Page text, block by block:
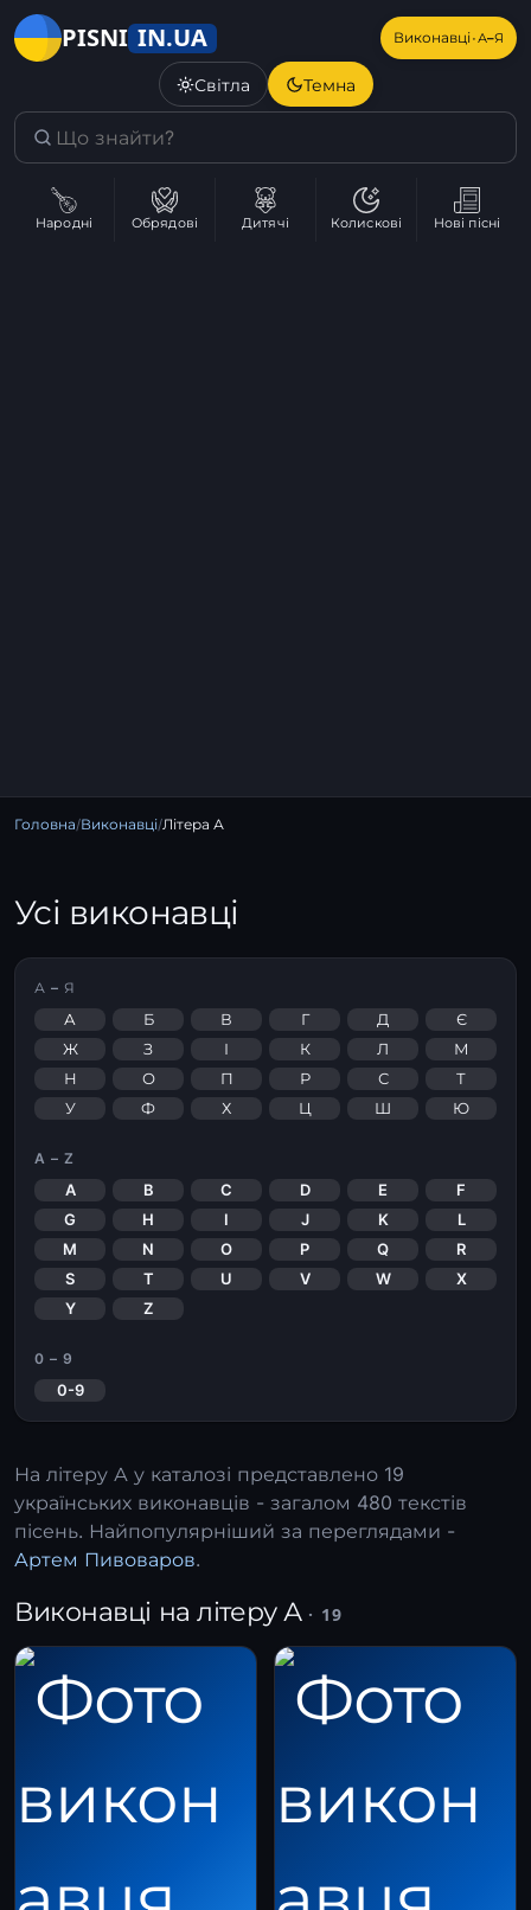
PISNI IN.UA Виконавці·А–Я
Світла Темна
Народні Обрядові Дитячі Колискові Нові пісні
Головна/Виконавці/Літера А
Усі виконавці
А – Я
А Б В Г Д
Є
Ж
З І К Л
М
Н
О П Р С
Т
У
Ф Х Ц Ш Ю
A – Z
A B C D E
F
G
H I J K
L
M
N O P Q
R
S
T U V W
X
Y
Z
0 – 9
0-9
На літеру А у каталозі представлено 19
українських виконавців - загалом 480 текстів
пісень. Найпопулярніший за переглядами -
Артем Пивоваров.
Виконавці на літеру А · 19